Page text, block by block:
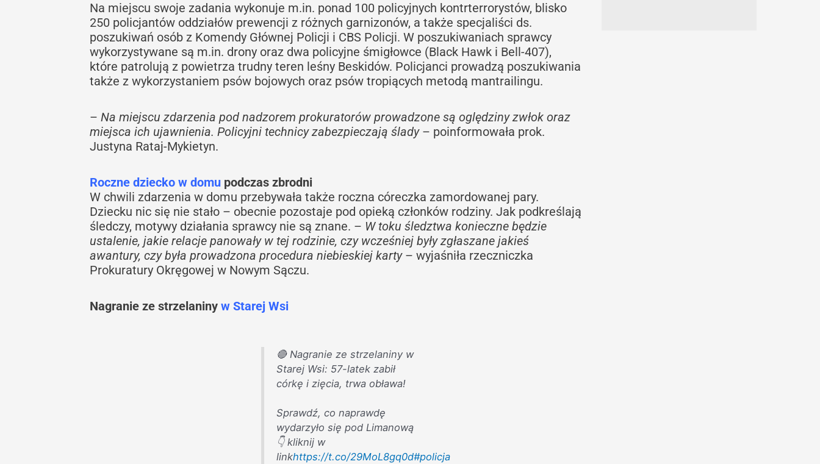
Na miejscu swoje zadania wykonuje m.in. ponad 100 policyjnych kontrterrorystów, blisko
250 policjantów oddziałów prewencji z różnych garnizonów, a także specjaliści ds.
poszukiwań osób z Komendy Głównej Policji i CBS Policji. W poszukiwaniach sprawcy
wykorzystywane są m.in. drony oraz dwa policyjne śmigłowce (Black Hawk i Bell-407),
które patrolują z powietrza trudny teren leśny Beskidów. Policjanci prowadzą poszukiwania
także z wykorzystaniem psów bojowych oraz psów tropiących metodą mantrailingu.
– Na miejscu zdarzenia pod nadzorem prokuratorów prowadzone są oględziny zwłok oraz
miejsca ich ujawnienia. Policyjni technicy zabezpieczają ślady– poinformowała prok.
Justyna Rataj-Mykietyn.
Roczne dziecko w domu podczas zbrodni
W chwili zdarzenia w domu przebywała także roczna córeczka zamordowanej pary.
Dziecku nic się nie stało – obecnie pozostaje pod opieką członków rodziny. Jak podkreślają
śledczy, motywy działania sprawcy nie są znane. – W toku śledztwa konieczne będzie
ustalenie, jakie relacje panowały w tej rodzinie, czy wcześniej były zgłaszane jakieś
awantury, czy była prowadzona procedura niebieskiej karty– wyjaśniła rzeczniczka
Prokuratury Okręgowej w Nowym Sączu.
Nagranie ze strzelaniny w Starej Wsi
🔴 Nagranie ze strzelaniny w
Starej Wsi: 57-latek zabił
córkę i zięcia, trwa obława!
Sprawdź, co naprawdę
wydarzyło się pod Limanową
👇 kliknij w
linkhttps://t.co/29MoL8gq0d#policja